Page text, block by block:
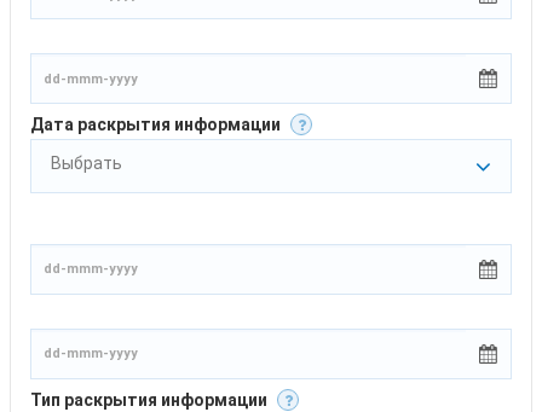
Дата раскрытия информации
Выбрать
Тип раскрытия информации